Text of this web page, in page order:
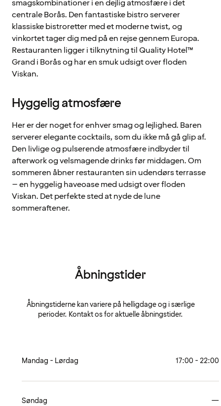
smagskombinationer i en dejlig atmosfære i det
centrale Borås. Den fantastiske bistro serverer
klassiske bistroretter med et moderne twist, og
vinkortet tager dig med på en rejse gennem Europa.
Restauranten ligger i tilknytning til Quality Hotel™
Grand i Borås og har en smuk udsigt over floden
Viskan.
Hyggelig atmosfære
Her er der noget for enhver smag og lejlighed. Baren
serverer elegante cocktails, som du ikke må gå glip af.
Den livlige og pulserende atmosfære indbyder til
afterwork og velsmagende drinks før middagen. Om
sommeren åbner restauranten sin udendørs terrasse
– en hyggelig haveoase med udsigt over floden
Viskan. Det perfekte sted at nyde de lune
sommeraftener.
Åbningstider
Åbningstiderne kan variere på helligdage og i særlige
perioder. Kontakt os for aktuelle åbningstider.
Mandag - Lørdag 17:00 - 22:00
Søndag —